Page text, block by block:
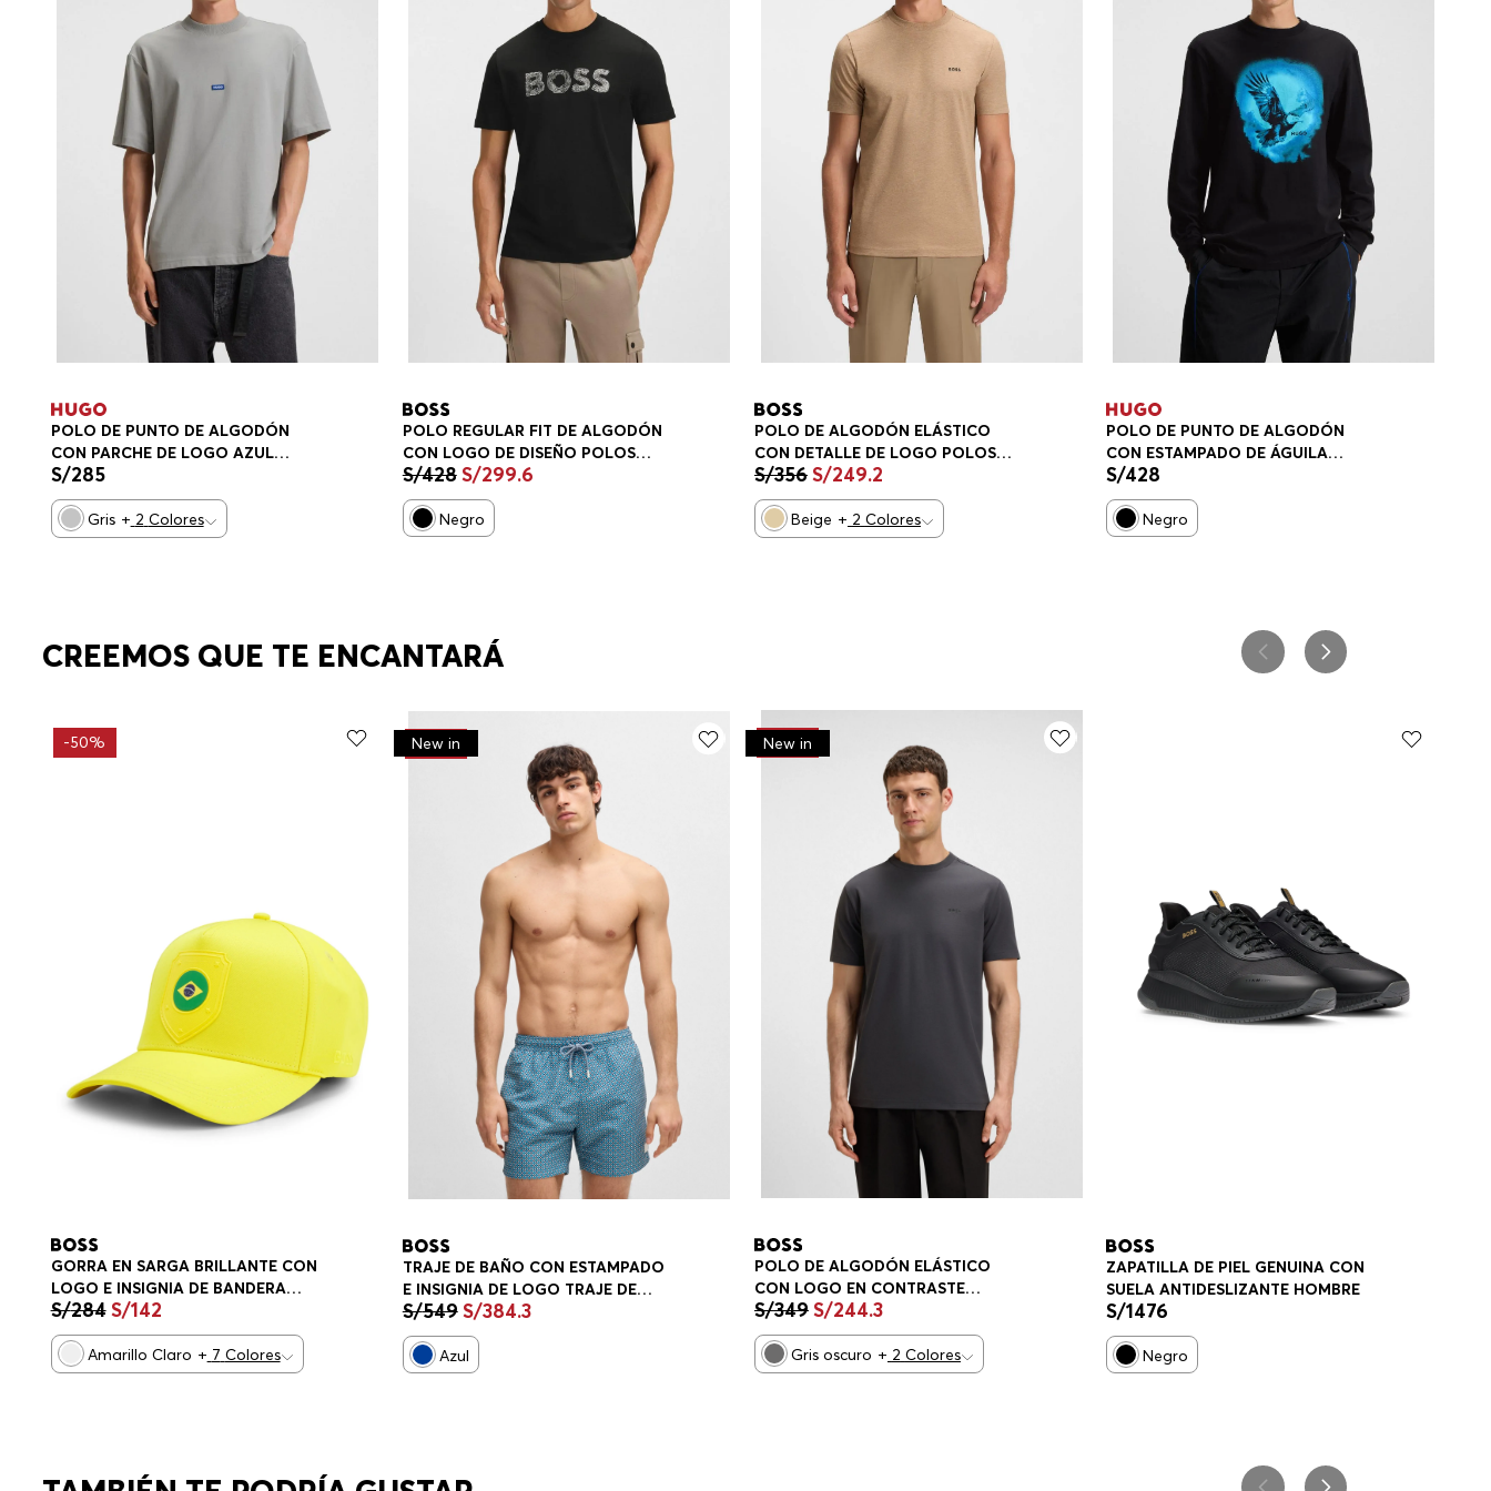
POLO DE PUNTO DE ALGODÓN
CON PARCHE DE LOGO AZUL
POLOS REGULAR FIT HOMBRE
S/285
Gris + 2 Colores
POLO REGULAR FIT DE ALGODÓN
CON LOGO DE DISEÑO POLOS
REGULAR FIT HOMBRE
S/428S/299.6
Negro
POLO DE ALGODÓN ELÁSTICO
CON DETALLE DE LOGO POLOS
REGULAR FIT HOMBRE
S/356S/249.2
Beige + 2 Colores
POLO DE PUNTO DE ALGODÓN
CON ESTAMPADO DE ÁGUILA
POLOS REGULAR FIT HOMBRE
S/428
Negro
CREEMOS QUE TE ENCANTARÁ
-50%
GORRA EN SARGA BRILLANTE CON
LOGO E INSIGNIA DE BANDERA
NACIONAL GORRA HOMBRE
S/284 S/142
Amarillo Claro + 7 Colores
-30%
New in
TRAJE DE BAÑO CON ESTAMPADO
E INSIGNIA DE LOGO TRAJE DE
BAÑO HOMBRE
S/549S/384.3
Azul
-30%
New in
POLO DE ALGODÓN ELÁSTICO
CON LOGO EN CONTRASTE
PLAYERA REGULAR FIT HOMBRE
S/349S/244.3
Gris oscuro + 2 Colores
ZAPATILLA DE PIEL GENUINA CON
SUELA ANTIDESLIZANTE HOMBRE
S/1476
Negro